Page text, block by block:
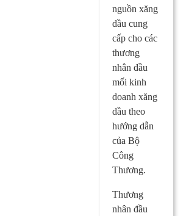
nguồn xăng
dầu cung
cấp cho các
thương
nhân đầu
mối kinh
doanh xăng
dầu theo
hướng dẫn
của Bộ
Công
Thương.
Thương
nhân đầu